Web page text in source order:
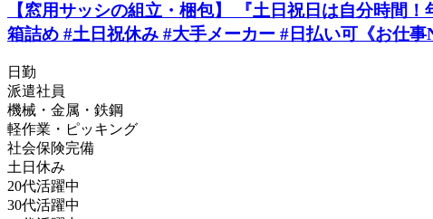
【窓用サッシの組立・梱包】 『土日祝日は自分時間
箱詰め #土日祝休み #大手メーカー #日払い可《お仕事
日勤
派遣社員
機械・金属・鉄鋼
軽作業・ピッキング
社会保険完備
土日休み
20代活躍中
30代活躍中